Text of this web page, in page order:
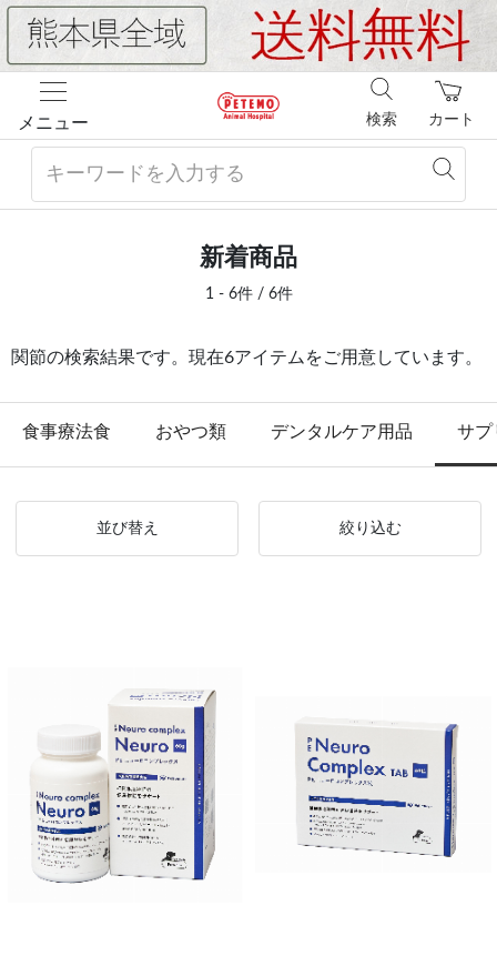
メニュー カート
検索
新着商品
1 - 6件 / 6件
関節の検索結果です。現在6アイテムをご用意しています。
食事療法食 おやつ類 デンタルケア用品 サプ
並び替え 絞り込む